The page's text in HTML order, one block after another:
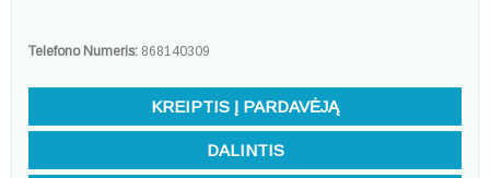
Telefono Numeris: 868140309
KREIPTIS Į PARDAVĖJĄ
DALINTIS